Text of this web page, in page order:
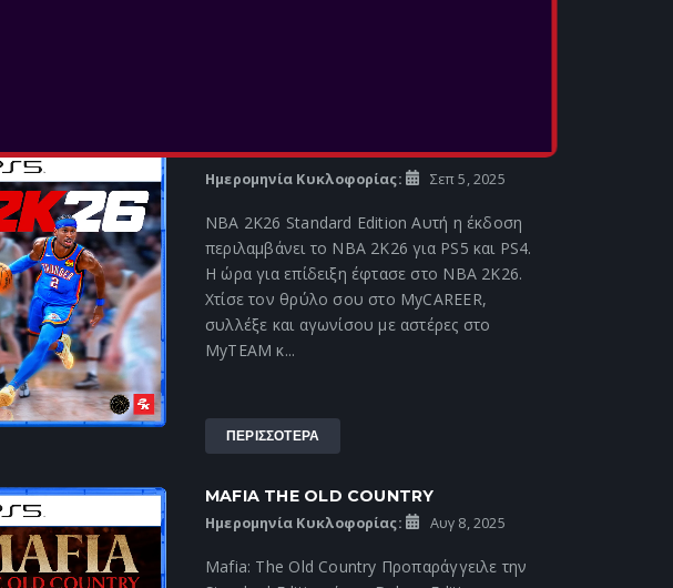
NBA 2K26
Ημερομηνία Κυκλοφορίας: Σεπ 5, 2025
NBA 2K26 Standard Edition Αυτή η έκδοση
περιλαμβάνει το NBA 2K26 για PS5 και PS4.
Η ώρα για επίδειξη έφτασε στο NBA 2K26.
Χτίσε τον θρύλο σου στο MyCAREER,
συλλέξε και αγωνίσου με αστέρες στο
MyTEAM κ...
ΠΕΡΙΣΣΟΤΕΡΑ
MAFIA THE OLD COUNTRY
Ημερομηνία Κυκλοφορίας: Αυγ 8, 2025
Mafia: The Old Country Προπαράγγειλε την